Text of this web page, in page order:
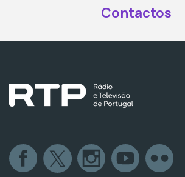
Contactos